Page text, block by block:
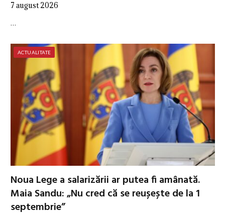
7 august 2026
…
ACTUALITATE
Noua Lege a salarizării ar putea fi amânată.
Maia Sandu: „Nu cred că se reușește de la 1
septembrie”